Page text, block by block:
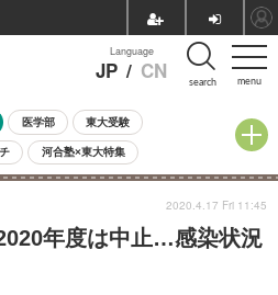
menu
Language
JP / CN search
医学部 東大受験
河合塾×東大特集
中学受験 小学校受験
校 過去問 人気記事
年度は中止…感染状況
2020.4.17 Fri 11:45